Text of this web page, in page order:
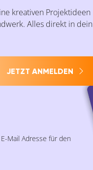
kreativen Projektideen
Alles direkt in dein
JETZT ANMELDEN
Mail Adresse für den